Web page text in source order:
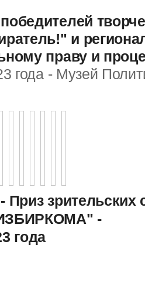
и
праву и
года - Музей
Приз зрительских
-
года